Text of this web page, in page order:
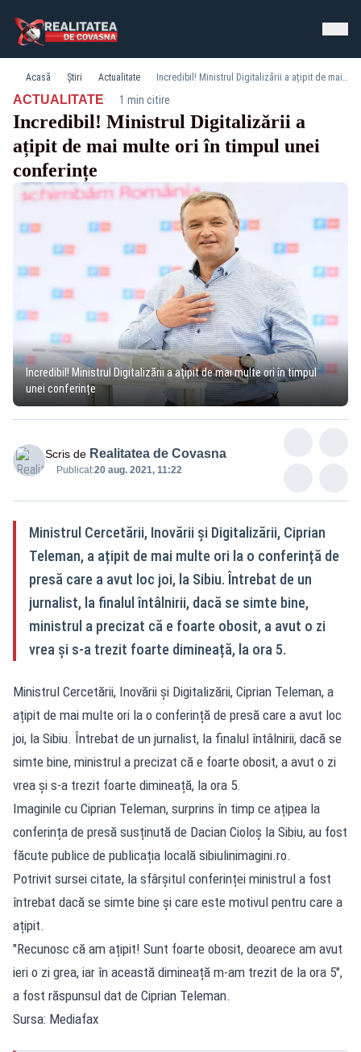
Acasă Știri Actualitate Incredibil! Ministrul Digitalizării a ațipit de mai multe ori în timpul unei conferințe
ACTUALITATE· 1 min citire
Incredibil! Ministrul Digitalizării a
ațipit de mai multe ori în timpul unei
conferințe
Incredibil! Ministrul Digitalizării a ațipit de mai multe ori în timpul
unei conferințe
Scris de Realitatea de Covasna
Publicat:20 aug. 2021, 11:22
Ministrul Cercetării, Inovării și Digitalizării, Ciprian
Teleman, a ațipit de mai multe ori la o conferință de
presă care a avut loc joi, la Sibiu. Întrebat de un
jurnalist, la finalul întâlnirii, dacă se simte bine,
ministrul a precizat că e foarte obosit, a avut o zi
vrea și s-a trezit foarte dimineață, la ora 5.
Ministrul Cercetării, Inovării și Digitalizării, Ciprian Teleman, a
ațipit de mai multe ori la o conferință de presă care a avut loc
joi, la Sibiu. Întrebat de un jurnalist, la finalul întâlnirii, dacă se
simte bine, ministrul a precizat că e foarte obosit, a avut o zi
vrea și s-a trezit foarte dimineață, la ora 5.
Imaginile cu Ciprian Teleman, surprins în timp ce ațipea la
conferința de presă susținută de Dacian Cioloș la Sibiu, au fost
făcute publice de publicația locală sibiulinimagini.ro.
Potrivit sursei citate, la sfârșitul conferinței ministrul a fost
întrebat dacă se simte bine și care este motivul pentru care a
ațipit.
"Recunosc că am ațipit! Sunt foarte obosit, deoarece am avut
ieri o zi grea, iar în această dimineață m-am trezit de la ora 5",
a fost răspunsul dat de Ciprian Teleman.
Sursa: Mediafax